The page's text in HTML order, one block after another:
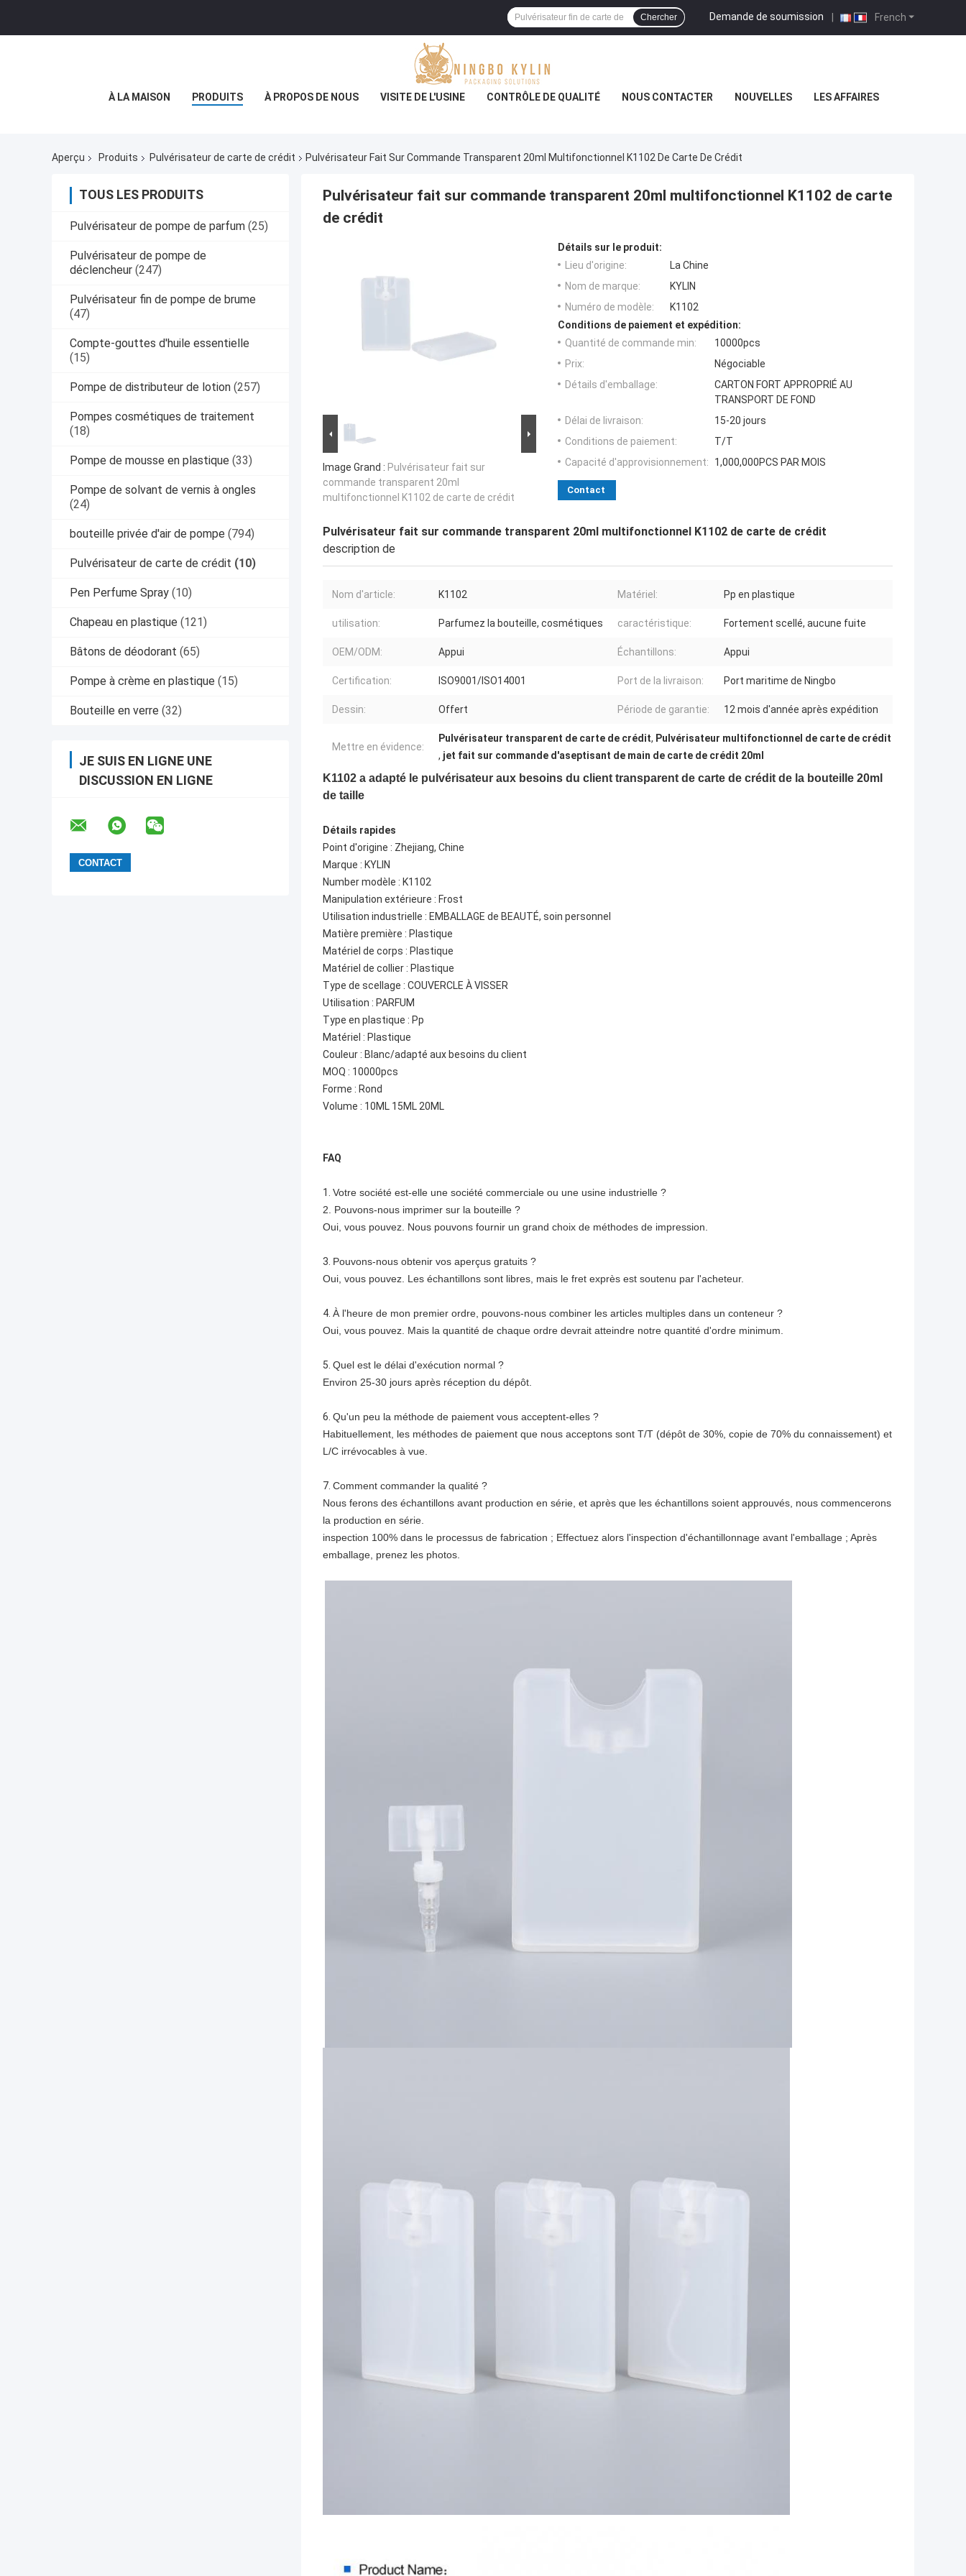
French
Demande de soumission |
Chercher
À LA MAISON PRODUITS À PROPOS DE NOUS VISITE DE L'USINE CONTRÔLE DE QUALITÉ NOUS CONTACTER NOUVELLES LES AFFAIRES
Aperçu Produits Pulvérisateur de carte de crédit Pulvérisateur Fait Sur Commande Transparent 20ml Multifonctionnel K1102 De Carte De Crédit
TOUS LES PRODUITS
Pulvérisateur de pompe de parfum (25)
Pulvérisateur de pompe de
déclencheur (247)
Pulvérisateur fin de pompe de brume
(47)
Compte-gouttes d'huile essentielle
(15)
Pompe de distributeur de lotion (257)
Pompes cosmétiques de traitement
(18)
Pompe de mousse en plastique (33)
Pompe de solvant de vernis à ongles
(24)
bouteille privée d'air de pompe (794)
Pulvérisateur de carte de crédit (10)
Pen Perfume Spray (10)
Chapeau en plastique (121)
Bâtons de déodorant (65)
Pompe à crème en plastique (15)
Bouteille en verre (32)
JE SUIS EN LIGNE UNE
DISCUSSION EN LIGNE
Pulvérisateur fait sur commande transparent 20ml multifonctionnel K1102 de carte
de crédit
Image Grand : Pulvérisateur fait sur
commande transparent 20ml
multifonctionnel K1102 de carte de crédit
Détails sur le produit:
Lieu d'origine:
La Chine
Nom de marque:
KYLIN
Numéro de modèle:
K1102
Conditions de paiement et expédition:
Quantité de commande min:
10000pcs
Prix:
Négociable
Détails d'emballage:
CARTON FORT APPROPRIÉ AU
TRANSPORT DE FOND
Délai de livraison:
15-20 jours
Conditions de paiement:
T/T
Capacité d'approvisionnement:
1,000,000PCS PAR MOIS
Contact
Pulvérisateur fait sur commande transparent 20ml multifonctionnel K1102 de carte de crédit
description de
Nom d'article: K1102 Matériel: Pp en plastique
utilisation: Parfumez la bouteille, cosmétiques caractéristique: Fortement scellé, aucune fuite
OEM/ODM: Appui Échantillons: Appui
Certification: ISO9001/ISO14001 Port de la livraison: Port maritime de Ningbo
Dessin: Offert Période de garantie: 12 mois d'année après expédition
Mettre en évidence:
Pulvérisateur transparent de carte de crédit, Pulvérisateur multifonctionnel de carte de crédit
, jet fait sur commande d'aseptisant de main de carte de crédit 20ml
K1102 a adapté le pulvérisateur aux besoins du client transparent de carte de crédit de la bouteille 20ml
de taille
Détails rapides
Point d'origine : Zhejiang, Chine
Marque : KYLIN
Number modèle : K1102
Manipulation extérieure : Frost
Utilisation industrielle : EMBALLAGE de BEAUTÉ, soin personnel
Matière première : Plastique
Matériel de corps : Plastique
Matériel de collier : Plastique
Type de scellage : COUVERCLE À VISSER
Utilisation : PARFUM
Type en plastique : Pp
Matériel : Plastique
Couleur : Blanc/adapté aux besoins du client
MOQ : 10000pcs
Forme : Rond
Volume : 10ML 15ML 20ML
FAQ
1. Votre société est-elle une société commerciale ou une usine industrielle ?
2. Pouvons-nous imprimer sur la bouteille ?
Oui, vous pouvez. Nous pouvons fournir un grand choix de méthodes de impression.
3. Pouvons-nous obtenir vos aperçus gratuits ?
Oui, vous pouvez. Les échantillons sont libres, mais le fret exprès est soutenu par l'acheteur.
4. À l'heure de mon premier ordre, pouvons-nous combiner les articles multiples dans un conteneur ?
Oui, vous pouvez. Mais la quantité de chaque ordre devrait atteindre notre quantité d'ordre minimum.
5. Quel est le délai d'exécution normal ?
Environ 25-30 jours après réception du dépôt.
6. Qu'un peu la méthode de paiement vous acceptent-elles ?
Habituellement, les méthodes de paiement que nous acceptons sont T/T (dépôt de 30%, copie de 70% du connaissement) et
L/C irrévocables à vue.
7. Comment commander la qualité ?
Nous ferons des échantillons avant production en série, et après que les échantillons soient approuvés, nous commencerons
la production en série.
inspection 100% dans le processus de fabrication ; Effectuez alors l'inspection d'échantillonnage avant l'emballage ; Après
emballage, prenez les photos.